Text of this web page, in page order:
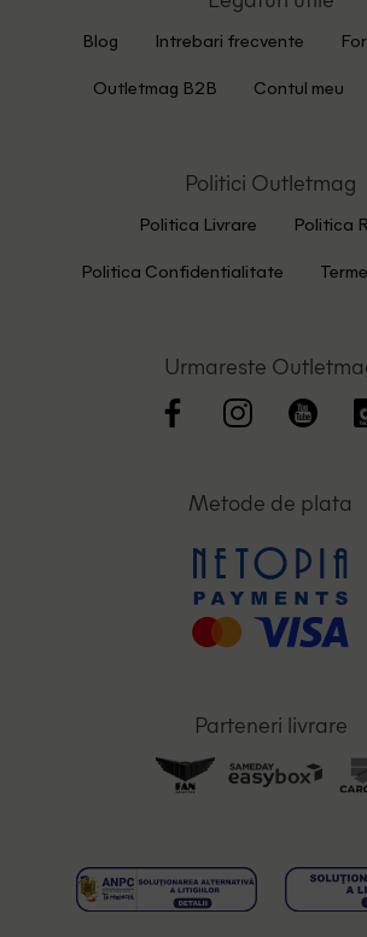
Blog Intrebari frecvente
Outletmag B2B Contul meu
Politici Outletmag
Politica Livrare Politica
Politica Confidentialitate
Urmareste
Metode de plata
Parteneri livrare